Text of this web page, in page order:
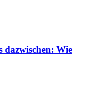
dazwischen: Wie